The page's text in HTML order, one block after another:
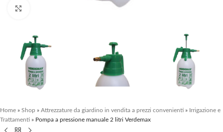
Home » Shop » Attrezzature da giardino in vendita a prezzi convenienti » Irrigazione e
Trattamenti » Pompa a pressione manuale 2 litri Verdemax